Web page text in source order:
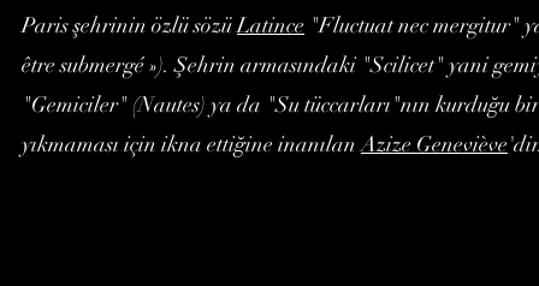
Paris şehrinin özlü sözüLatince "Fluctuat nec mergitur"
être submergé »). Şehrin armasındaki "Scilicet" yani
"Gemiciler" (Nautes) ya da "Su tüccarları"nın kurduğu
yıkmaması için ikna ettiğine inanılanAzize Geneviève